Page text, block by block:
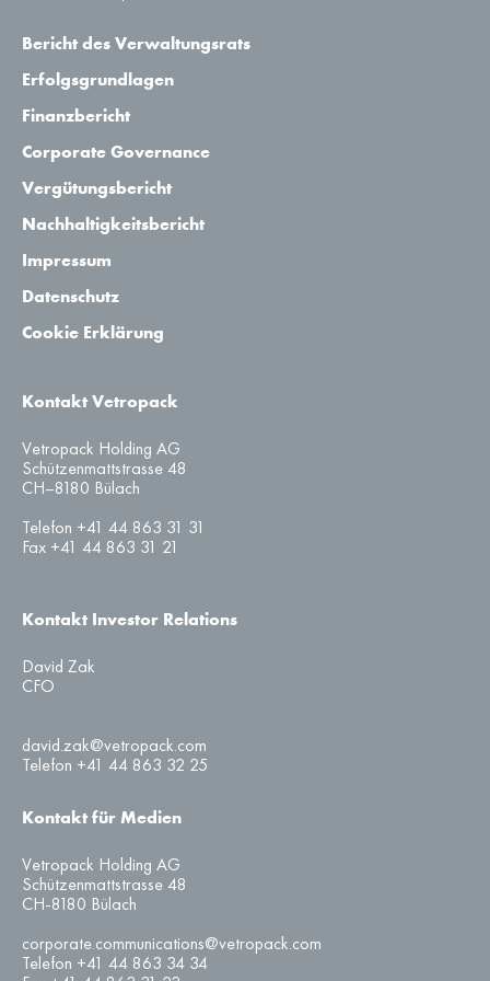
Bericht des Verwaltungsrats
Erfolgsgrundlagen
Finanzbericht
Corporate Governance
Vergütungsbericht
Nachhaltigkeitsbericht
Impressum
Datenschutz
Cookie Erklärung
Kontakt Vetropack
Vetropack Holding AG
Schützenmattstrasse 48
CH–8180 Bülach
Telefon +41 44 863 31 31
Fax +41 44 863 31 21
Kontakt Investor Relations
David Zak
CFO
david.zak@vetropack.com
Telefon +41 44 863 32 25
Kontakt für Medien
Vetropack Holding AG
Schützenmattstrasse 48
CH-8180 Bülach
corporate.communications@vetropack.com
Telefon +41 44 863 34 34